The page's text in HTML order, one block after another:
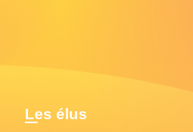
Les élus